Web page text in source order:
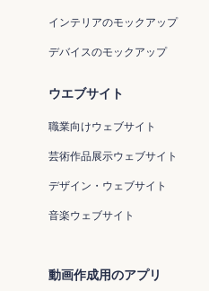
インテリアのモックアップ
デバイスのモックアップ
動画作成用のアプリ
ウエブサイト
職業向けウェブサイト
芸術作品展示ウェブサイト
デザイン・ウェブサイト
音楽ウェブサイト